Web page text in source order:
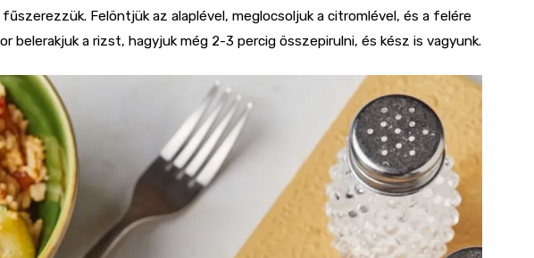
Felöntjük az alaplével, meglocsoljuk a citromlével, és a felére
belerakjuk a rizst, hagyjuk még 2-3 percig összepirulni, és kész is vagyunk.